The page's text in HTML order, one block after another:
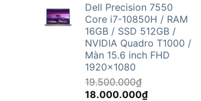
là:
11.500.000₫.
tại
là:
10.000.000₫.
Dell Precision 7550
Core i7-10850H / RAM
16GB / SSD 512GB /
NVIDIA Quadro T1000 /
Màn 15.6 inch FHD
1920x1080
19.500.000₫
Giá
18.000.000₫Giá